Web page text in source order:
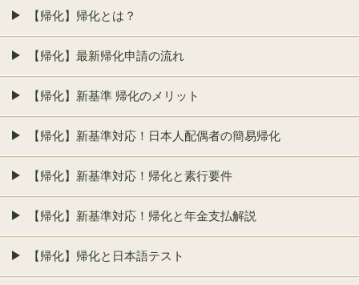
【帰化】帰化とは？
【帰化】最新帰化申請の流れ
【帰化】新基準 帰化のメリット
【帰化】新基準対応！日本人配偶者の簡易帰化
【帰化】新基準対応！帰化と素行要件
【帰化】新基準対応！帰化と年金支払解説
【帰化】帰化と日本語テスト